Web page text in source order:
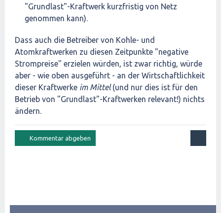
"Grundlast"-Kraftwerk kurzfristig von Netz
genommen kann).
Dass auch die Betreiber von Kohle- und
Atomkraftwerken zu diesen Zeitpunkte "negative
Strompreise" erzielen würden, ist zwar richtig, würde
aber - wie oben ausgeführt - an der Wirtschaftlichkeit
dieser Kraftwerke im Mittel(und nur dies ist für den
Betrieb von "Grundlast"-Kraftwerken relevant!) nichts
ändern.